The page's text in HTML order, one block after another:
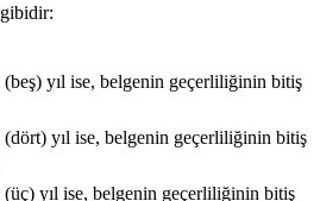
yıl ise, belgenin geçerliliğinin bitiş
yıl ise, belgenin geçerliliğinin bitiş
yıl ise, belgenin geçerliliğinin bitiş